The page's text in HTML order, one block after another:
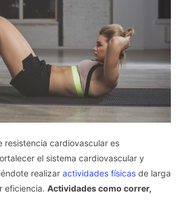
resistencia cardiovascular es
el sistema cardiovascular y
realizar actividades físicas de larga
eficiencia. Actividades como correr,